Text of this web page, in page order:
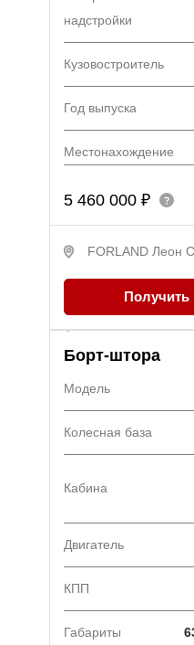
надстройки
Кузовостроитель
Год выпуска
Местонахождение
5 460 000 ₽
FORLAND Леон
Получить
В наличии·1 авто
Борт-штора
Модель
Колесная база
Кабина
Двигатель
КПП
Габариты